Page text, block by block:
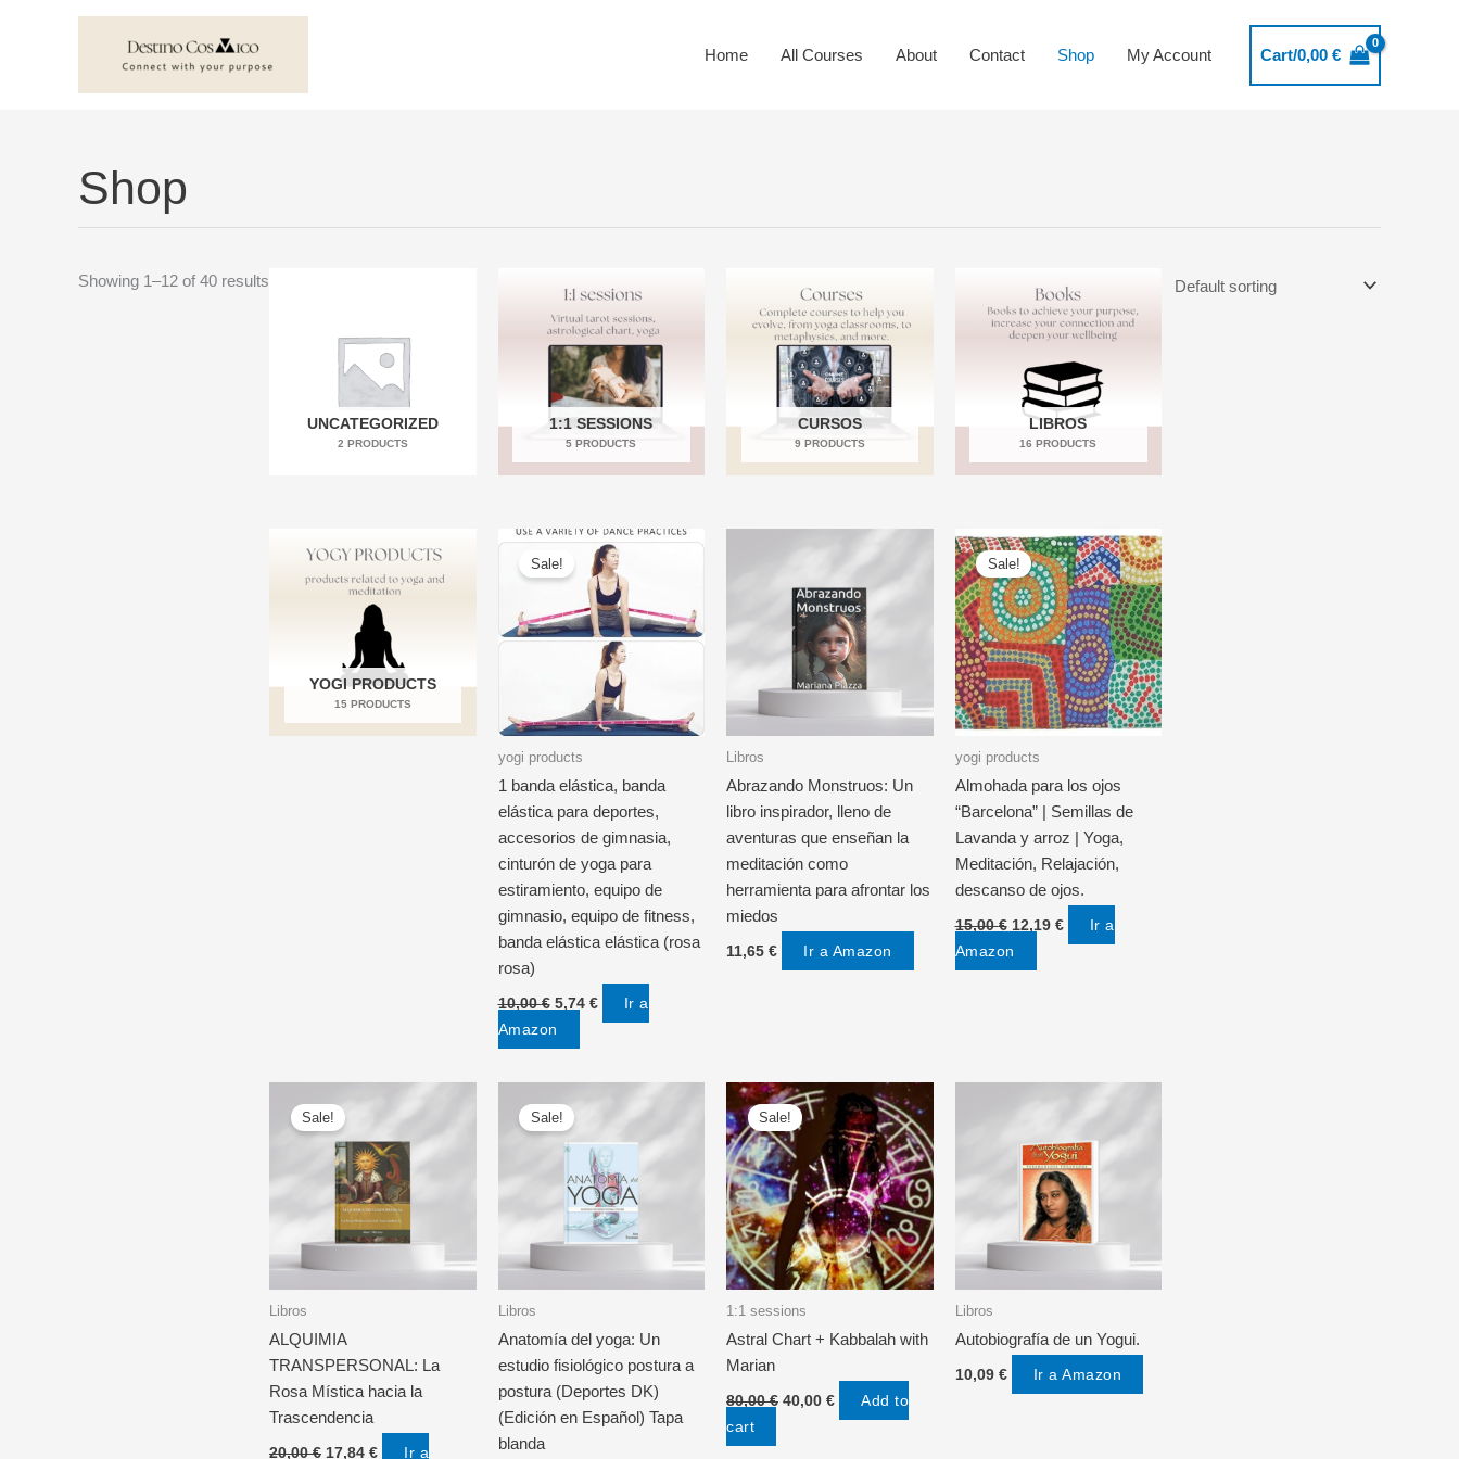
Home All Courses About Contact Shop My Account Cart/0,00 €
Shop
Showing 1–12 of 40 results
UNCATEGORIZED
2 PRODUCTS
1:1 SESSIONS
5 PRODUCTS
CURSOS
9 PRODUCTS
LIBROS
16 PRODUCTS
YOGI PRODUCTS
15 PRODUCTS
Sale!
yogi products
1 banda elástica, banda
elástica para deportes,
accesorios de gimnasia,
cinturón de yoga para
estiramiento, equipo de
gimnasio, equipo de fitness,
banda elástica elástica (rosa
rosa)
10,00€ Original
was:
10,00 €.
5,74 €Current
Ir a
Amazon
Libros
Abrazando Monstruos: Un
libro inspirador, lleno de
aventuras que enseñan la
meditación como
herramienta para afrontar los
miedos
11,65 € Ir a Amazon
Sale!
yogi products
Almohada para los ojos
“Barcelona” | Semillas de
Lavanda y arroz | Yoga,
Meditación, Relajación,
descanso de ojos.
15,00€ Original
was:
15,00 €.
12,19 €Current
Ir a
Amazon
Sale!
Libros
ALQUIMIA
TRANSPERSONAL: La
Rosa Mística hacia la
Trascendencia
20,00€ Original
17,84 €Current
Ir a
Sale!
Libros
Anatomía del yoga: Un
estudio fisiológico postura a
postura (Deportes DK)
(Edición en Español) Tapa
blanda
Sale!
1:1 sessions
Astral Chart + Kabbalah with
Marian
80,00€ Original
price
40,00 €Current
Add to
cart
Libros
Autobiografía de un Yogui.
10,09 € Ir a Amazon